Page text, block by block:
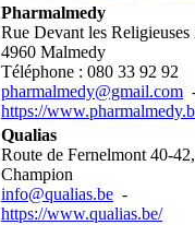
Pharmalmedy
Rue Devant les Religieuses
4960 Malmedy
Téléphone : 080 33 92 92
pharmalmedy@gmail.com
https://
Qualias
Route de Fernelmont 40-
Champion
info@qualias.be -
https://www.qualias.be/